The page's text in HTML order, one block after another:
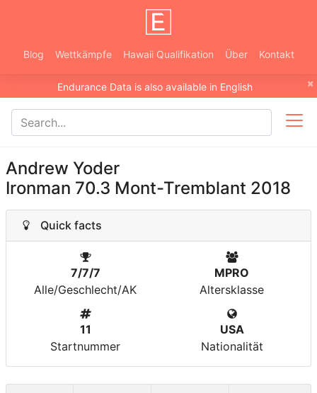
Blog Wettkämpfe Hawaii Qualifikation Über Kontakt
×
Endurance Data is also available in English
Andrew Yoder
Ironman 70.3 Mont-Tremblant 2018
Quick facts
7/7/7
Alle/Geschlecht/AK
MPRO
Altersklasse
11
Startnummer
USA
Nationalität